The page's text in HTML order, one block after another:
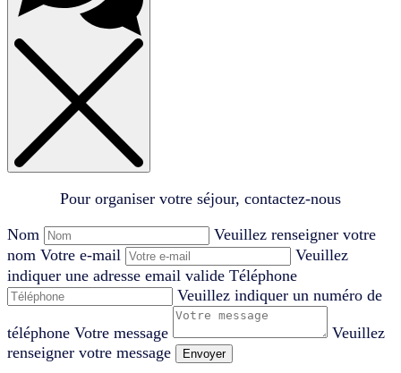
Pour organiser votre séjour, contactez-nous
Nom
Veuillez renseigner votre
nom Votre e-mail
Veuillez
indiquer une adresse email valide Téléphone
Veuillez indiquer un numéro de
téléphone Votre message
Veuillez
renseigner votre message
Envoyer